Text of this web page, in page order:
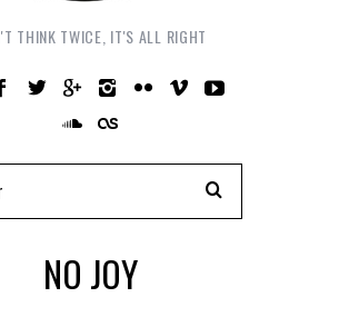
THINK TWICE, IT'S ALL RIGHT
NO JOY